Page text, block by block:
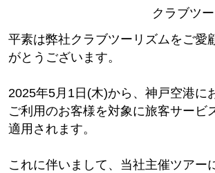
クラブツ
平素は弊社クラブツーリズムをご愛
がとうございます。
2025年5月1日(木)から、神戸空港に
ご利用のお客様を対象に旅客サービ
適用されます。
これに伴いまして、当社主催ツアー